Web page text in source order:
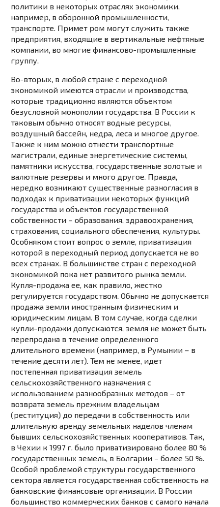
политики в некоторых отраслях экономики,
например, в оборонной промышленности,
транспорте. Примет ром могут служить также
предприятия, входящие в вертикальные нефтяные
компании, во многие финансово-промышленные
группу.
Во-вторых, в любой стране с переходной
экономикой имеются отрасли и производства,
которые традиционно являются объектом
безусловной монополии государства. В России к
таковым обычно относят водные ресурсы,
воздушный бассейн, недра, леса и многое другое.
Также к ним можно отнести транспортные
магистрали, единые энергетические системы,
памятники искусства, государственные золотые и
валютные резервы и много другое. Правда,
нередко возникают существенные разногласия в
подходах к приватизации некоторых функций
государства и объектов государственной
собственности – образования, здравоохранения,
страхования, социального обеспечения, культуры.
Особняком стоит вопрос о земле, приватизация
которой в переходный период допускается не во
всех странах. В большинстве стран с переходной
экономикой пока нет развитого рынка земли.
Купля-продажа ее, как правило, жестко
регулируется государством. Обычно не допускается
продажа земли иностранным физическим и
юридическим лицам. В том случае, когда сделки
купли-продажи допускаются, земля не может быть
перепродана в течение определенного
длительного времени (например, в Румынии – в
течение десяти лет). Тем не менее, идет
постепенная приватизация земель
сельскохозяйственного назначения с
использованием разнообразных методов – от
возврата земель прежним владельцам
(реституция) до передачи в собственность или
длительную аренду земельных наделов членам
бывших сельскохозяйственных кооперативов. Так,
в Чехии к 1997 г. было приватизировано более 80 %
государственных земель, в Болгарии – более 50 %.
Особой проблемой структуры государственного
сектора является государственная собственность на
банковские финансовые организации. В России
большинство коммерческих банков с самого начала